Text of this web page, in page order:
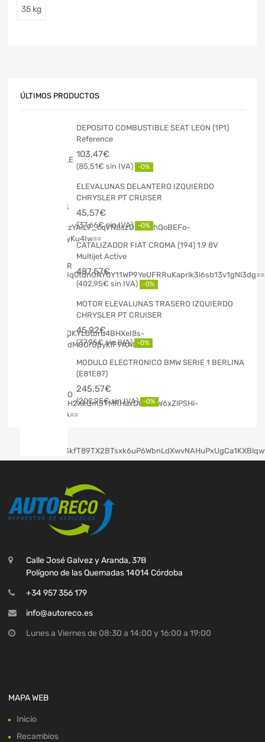
35 kg
ÚLTIMOS PRODUCTOS
DEPOSITO COMBUSTIBLE SEAT LEON (1P1)
Reference
103,47€
85,51€ -0%
ELEVALUNAS DELANTERO IZQUIERDO
CHRYSLER PT CRUISER
45,57€
37,66€ -0%
CATALIZADOR FIAT CROMA (194) 1.9 8V
Multijet Active
487,57€
402,95€ -0%
MOTOR ELEVALUNAS TRASERO IZQUIERDO
CHRYSLER PT CRUISER
45,92€
37,95€ -0%
MODULO ELECTRONICO BMW SERIE 1 BERLINA
(E81E87)
245,57€
202,95€ -0%
Calle José Galvez y Aranda, 37B
Polígono de las Quemadas 14014 Córdoba
+34 957 356 179
info@autoreco.es
Lunes a Viernes de 08:30 a 14:00 y 16:00 a 19:00
MAPA WEB
Inicio
Recambios